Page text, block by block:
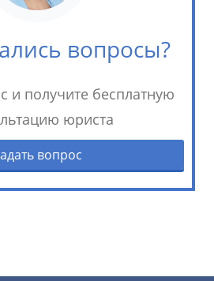
вопросы?
и получите бесплатную
юриста
вопрос